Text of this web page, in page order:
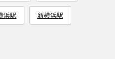
浜駅 新横浜駅